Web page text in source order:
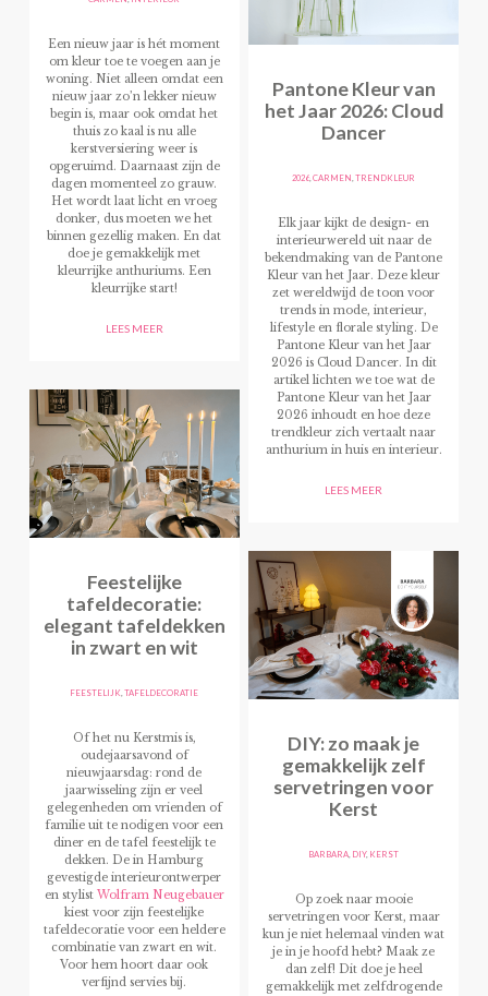
Een nieuw jaar is hét moment
om kleur toe te voegen aan je
woning. Niet alleen omdat een
nieuw jaar zo’n lekker nieuw
begin is, maar ook omdat het
thuis zo kaal is nu alle
kerstversiering weer is
opgeruimd. Daarnaast zijn de
dagen momenteel zo grauw.
Het wordt laat licht en vroeg
donker, dus moeten we het
binnen gezellig maken. En dat
doe je gemakkelijk met
kleurrijke anthuriums. Een
kleurrijke start!
LEES MEER
Feestelijke
tafeldecoratie:
elegant tafeldekken
in zwart en wit
FEESTELIJK ,TAFELDECORATIE
Of het nu Kerstmis is,
oudejaarsavond of
nieuwjaarsdag: rond de
jaarwisseling zijn er veel
gelegenheden om vrienden of
familie uit te nodigen voor een
diner en de tafel feestelijk te
dekken. De in Hamburg
gevestigde interieurontwerper
en stylist Wolfram Neugebauer
kiest voor zijn feestelijke
tafeldecoratie voor een heldere
combinatie van zwart en wit.
Voor hem hoort daar ook
verfijnd servies bij.
Pantone Kleur van
het Jaar 2026: Cloud
Dancer
2026 ,CARMEN ,TRENDKLEUR
Elk jaar kijkt de design- en
interieurwereld uit naar de
bekendmaking van de Pantone
Kleur van het Jaar. Deze kleur
zet wereldwijd de toon voor
trends in mode, interieur,
lifestyle en florale styling. De
Pantone Kleur van het Jaar
2026 is Cloud Dancer. In dit
artikel lichten we toe wat de
Pantone Kleur van het Jaar
2026 inhoudt en hoe deze
trendkleur zich vertaalt naar
anthurium in huis en interieur.
LEES MEER
DIY: zo maak je
gemakkelijk zelf
servetringen voor
Kerst
BARBARA DIY, KERST
Op zoek naar mooie
servetringen voor Kerst, maar
kun je niet helemaal vinden wat
je in je hoofd hebt? Maak ze
dan zelf! Dit doe je heel
gemakkelijk met zelfdrogende